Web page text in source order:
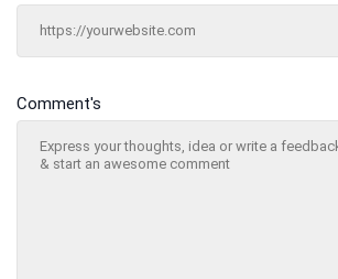
Comment's